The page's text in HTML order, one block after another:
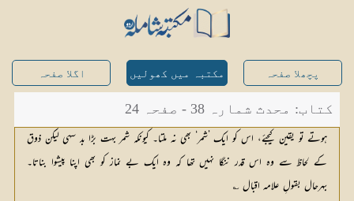
پچھلا صفحہ مکتبہ میں کھولیں اگلا صفحہ
کتاب: محدث شمارہ 38 - صفحہ 24
ہوتے تو یقین کیجئے، اس کو ایک ’شمر‘ بھی نہ ملتا۔ کیونکہ شمر بہت بڑا بد سہی لیکن ذوق
کے لحاظ سے وہ اس قدر ننگا نہیں تھا کہ وہ ایک بے نماز کو بھی اپنا پیشوا بناتا۔
بہرحال بقولِ علامہ اقبال ؎